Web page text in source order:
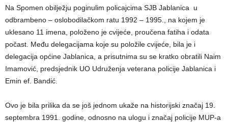
Na Spomen obilježju poginulim policajcima SJB Jablanica u
odbrambeno – oslobodilačkom ratu 1992 – 1995., na kojem je
uklesano 11 imena, položeno je cvijeće, proučena fatiha i odata
počast. Među delegacijama koje su položile cvijeće, bila je i
delegacija općine Jablanica, a prisutnima su se kratko obratili Naim
Imamović, predsjednik UO Udruženja veterana policije Jablanica i
Emin ef. Bandić.
Ovo je bila prilika da se još jednom ukaže na historijski značaj 19.
septembra 1991. godine, odnosno na ulogu i značaj policije MUP-a